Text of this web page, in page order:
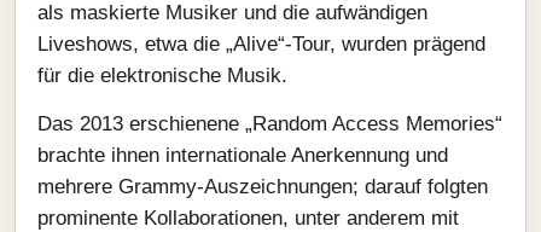
als maskierte Musiker und die aufwändigen
Liveshows, etwa die „Alive“-Tour, wurden prägend
für die elektronische Musik.
Das 2013 erschienene „Random Access Memories“
brachte ihnen internationale Anerkennung und
mehrere Grammy-Auszeichnungen; darauf folgten
prominente Kollaborationen, unter anderem mit